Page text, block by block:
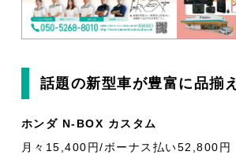
話題の新型車が豊富に品揃え
ホンダ N-BOX カスタム
月々15,400円/ボーナス払い52,800円